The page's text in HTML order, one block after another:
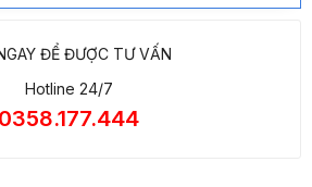
ĐỂ ĐƯỢC TƯ VẤN
Hotline 24/7
0358.177.444